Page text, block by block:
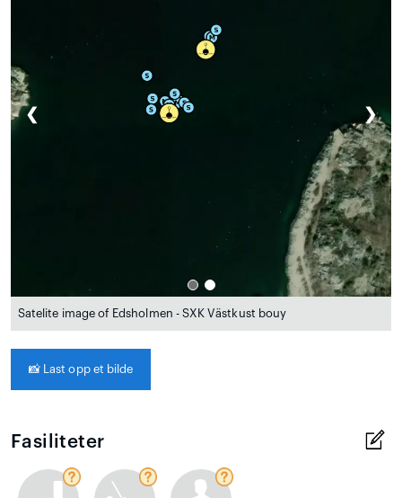
❮ ❯
Satelite image of Edsholmen - SXK Västkust bouy
📸 Last opp et bilde
Fasiliteter